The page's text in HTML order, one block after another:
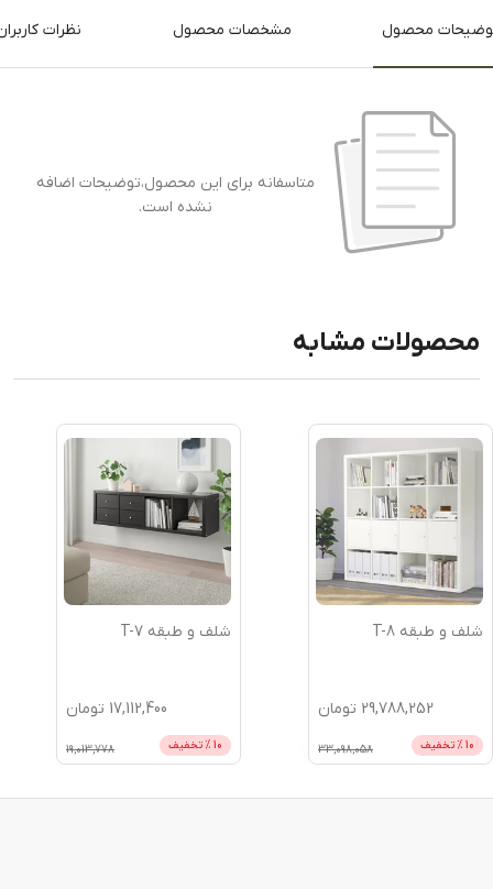
محصول مشخصات محصول نظرات
متاسفانه برای این محصول،توضیحات اضافه
نشده است.
محصولات مشابه
شلف و طبقه T-8
29,788,252 تومان
10 % تخفیف 33,098,058
شلف و طبقه T-7
17,112,400 تومان
10 % تخفیف 19,013,778